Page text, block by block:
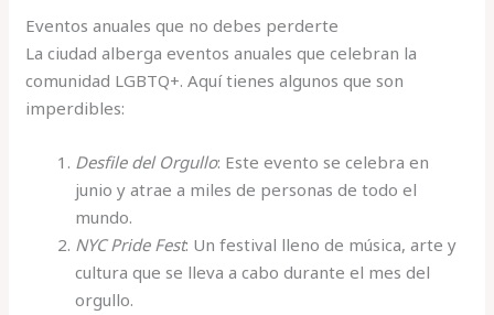
Eventos anuales que no debes perderte
La ciudad alberga eventos anuales que celebran la
comunidad LGBTQ+. Aquí tienes algunos que son
imperdibles:
Desfile del Orgullo: Este evento se celebra en
junio y atrae a miles de personas de todo el
mundo.
NYC Pride Fest: Un festival lleno de música, arte y
cultura que se lleva a cabo durante el mes del
orgullo.